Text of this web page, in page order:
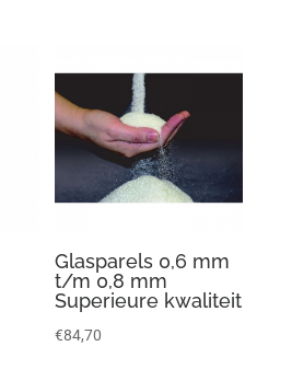
Glasparels 0,6 mm
t/m 0,8 mm
Superieure kwaliteit
€84,70